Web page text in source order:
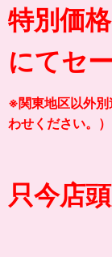
特別価
にてセ
※関東地区以外別
わせください。）
只今店